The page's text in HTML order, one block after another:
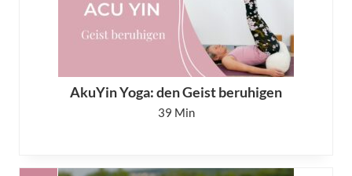
AkuYin Yoga: den Geist beruhigen
39